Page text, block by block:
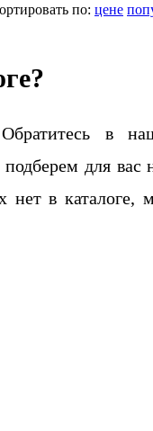
по: цене
в
для вас
нет в каталоге,